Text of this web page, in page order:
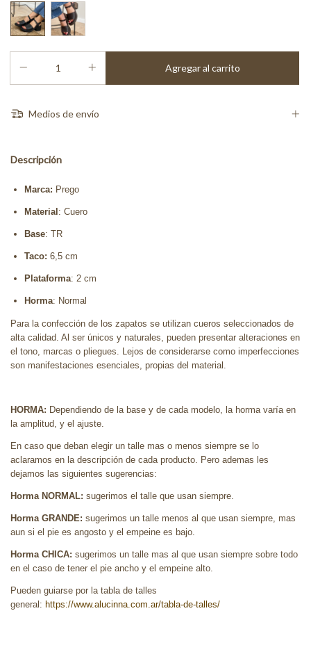
Medios de envío
Descripción
Marca: Prego
Material : Cuero
Base: TR
Taco: 6,5 cm
Plataforma: 2 cm
Horma: Normal
Para la confección de los zapatos se utilizan cueros seleccionados de
alta calidad. Al ser únicos y naturales, pueden presentar alteraciones en
el tono, marcas o pliegues. Lejos de considerarse como imperfecciones
son manifestaciones esenciales, propias del material.
HORMA: Dependiendo de la base y de cada modelo, la horma varía en
la amplitud, y el ajuste.
En caso que deban elegir un talle mas o menos siempre se lo
aclaramos en la descripción de cada producto. Pero ademas les
dejamos las siguientes sugerencias:
Horma NORMAL: sugerimos el talle que usan siempre.
Horma GRANDE: sugerimos un talle menos al que usan siempre, mas
aun si el pie es angosto y el empeine es bajo.
Horma CHICA: sugerimos un talle mas al que usan siempre sobre todo
en el caso de tener el pie ancho y el empeine alto.
Pueden guiarse por la tabla de talles
general: https://www.alucinna.com.ar/tabla-de-talles/